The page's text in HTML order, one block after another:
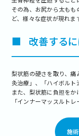
その為、お尻から太も
ど、様々な症状が現れま
■ 改善する
梨状筋の硬さを取り、
灸治療」、「ハイボルト
また、梨状筋に負担を
「インナーマッスルトレ
施